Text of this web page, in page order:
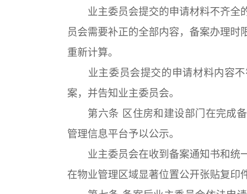
业主委员会提交的申请材料不齐全
员会需要补正的全部内容，备案办理
重新计算。
业主委员会提交的申请材料内容不
案，并告知业主委员会。
第六条 区住房和建设部门在完成备
管理信息平台予以公示。
业主委员会在收到备案通知书和统一
在物业管理区域显著位置公开张贴复印